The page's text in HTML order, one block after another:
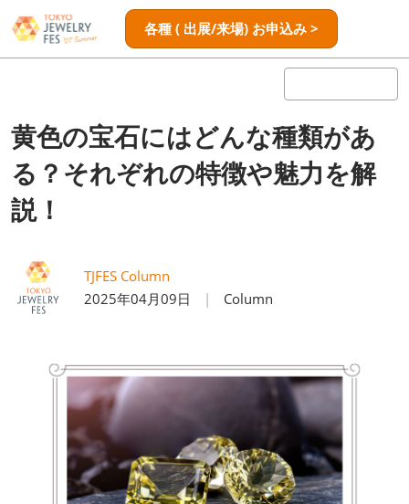
キ
ッ
て
進
む
各種 ( 出展/来場) お申込み >
ジ
ビ
ゲ
ー
シ
ョ
黄色の宝石にはどんな種類があ
る？それぞれの特徴や魅力を解
説！
TJFES Column
2025年04月09日
Column